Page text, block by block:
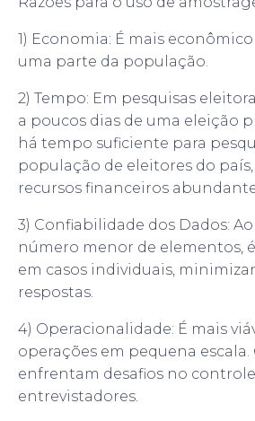
1) Economia: É mais
uma parte da população.
2) Tempo: Em pesquisas
a poucos dias de uma eleição
há tempo suficiente para
população de eleitores do
recursos financeiros
3) Confiabilidade dos Dados:
número menor de elementos,
em casos individuais,
respostas.
4) Operacionalidade: É mais
operações em pequena escala.
enfrentam desafios no
entrevistadores.